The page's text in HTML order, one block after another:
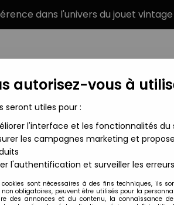
dans l'univers du jouet
MARQUES TYPE DE PRODUIT
Barbie - Mattel 1995 (ref.14992)
Mattel
autorisez-vous à
seront utiles pour :
l'interface et les fonctionnalités du
les campagnes marketing et
l'authentification et surveiller les
cookies sont nécessaires à des fins techniques, ils
non obligatoires, peuvent être utilisés pour la
des annonces et du contenu, la connaissance